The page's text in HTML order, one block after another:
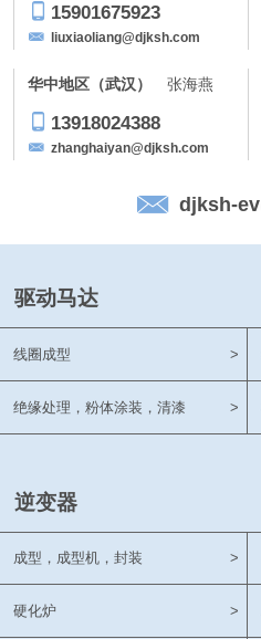
15901675923
liuxiaoliang@djksh.com
华中地区（武汉） 张海燕
13918024388
zhanghaiyan@djksh.com
djksh-
驱动马达
>
线圈成型
>
绝缘处理，粉体涂装，清漆
逆变器
>
成型，成型机，封装
>
硬化炉